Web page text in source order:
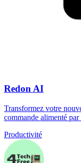
Redon AI
Transformez votre
commande alimenté
Productivité